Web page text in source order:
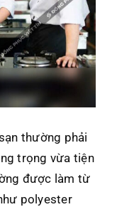
thường phải
trọng vừa tiện
được làm từ
polyester